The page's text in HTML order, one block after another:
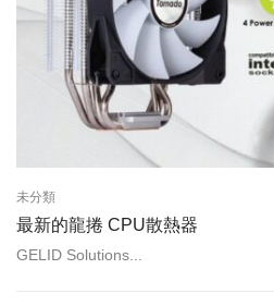
未分類
最新的龍捲 CPU散熱器
GELID Solutions...